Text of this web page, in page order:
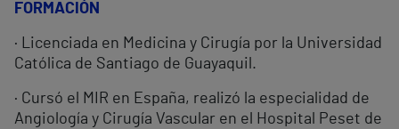
FORMACIÓN
· Licenciada en Medicina y Cirugía por la Universidad
Católica de Santiago de Guayaquil.
· Cursó el MIR en España, realizó la especialidad de
Angiología y Cirugía Vascular en el Hospital Peset de